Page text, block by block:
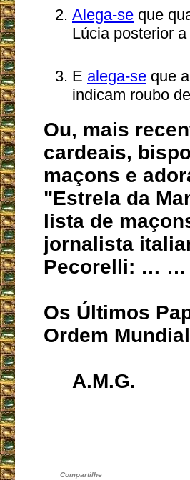
Alega-se que
Lúcia posterior
E alega-se que
indicam roubo
Ou, mais
cardeais,
maçons e
"Estrela da
lista de
jornalista
Pecorelli: … …
Os Últimos
Ordem
A.M.G.
Compartilhe